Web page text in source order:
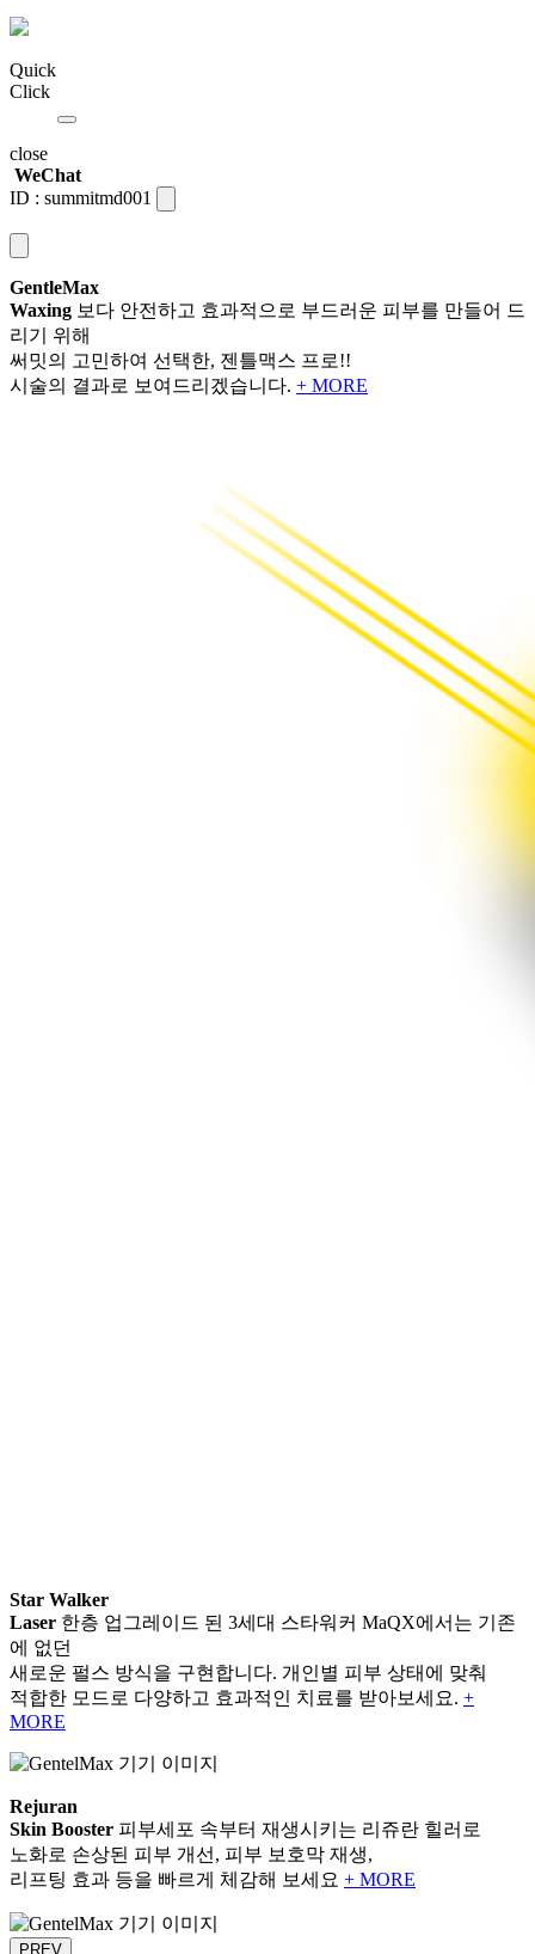
Quick
Click
close
WeChat
ID : summitmd001
GentleMax
Waxing 보다 안전하고 효과적으로 부드러운 피부를 만들어 드
리기 위해
써밋의 고민하여 선택한, 젠틀맥스 프로!!
시술의 결과로 보여드리겠습니다. + MORE
Star Walker
Laser 한층 업그레이드 된 3세대 스타워커 MaQX에서는 기존
에 없던
새로운 펄스 방식을 구현합니다. 개인별 피부 상태에 맞춰
적합한 모드로 다양하고 효과적인 치료를 받아보세요. +
MORE
Rejuran
Skin Booster 피부세포 속부터 재생시키는 리쥬란 힐러로
노화로 손상된 피부 개선, 피부 보호막 재생,
리프팅 효과 등을 빠르게 체감해 보세요 + MORE
PREV